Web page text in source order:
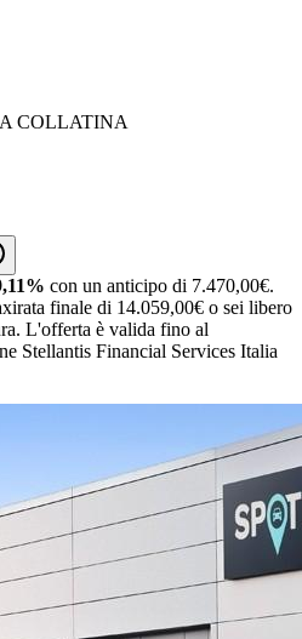
COLLATINA
con un anticipo di 7.470,00€.
finale di 14.059,00€ o sei libero
L'offerta è valida fino al
Stellantis Financial Services Italia